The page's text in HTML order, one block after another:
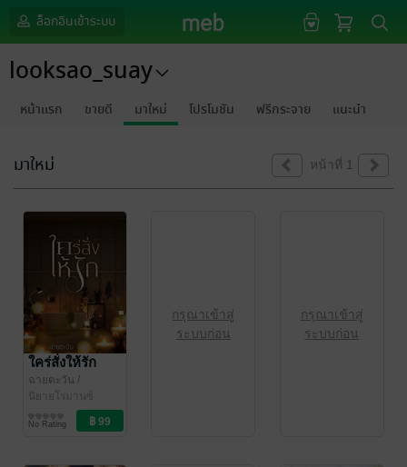
ล็อกอินเข้าระบบ
looksao_suay
หน้าแรก ขายดี มาใหม่ โปรโมชัน ฟรีกระจาย แนะนำ
มาใหม่ หน้าที่ 1
ใคร่สั่งให้รัก
ฉายตะวัน /
looksao_suay
นิยายโรมานซ์
No Rating
กรุณาเข้าสู่
ระบบก่อน
กรุณาเข้าสู่
ระบบก่อน